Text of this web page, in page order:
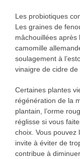
Les probiotiques
Les graines de
mâchouillées après
camomille
soulagement à
vinaigre de cidre de
Certaines plantes
régénération de la
plantain, l’orme
réglisse si vous
choix. Vous
invite à éviter de
contribue à